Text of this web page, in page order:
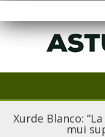
Xurde Blanco:
mui